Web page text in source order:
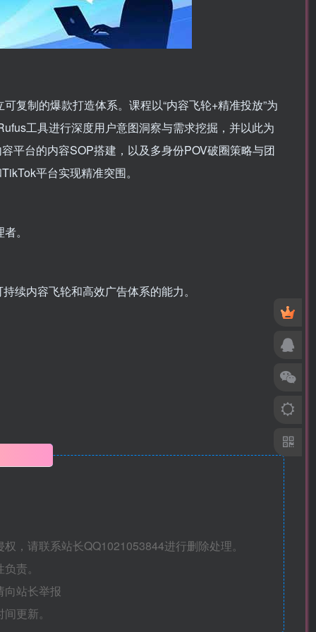
复制的爆款打造体系。课程以“内容飞轮+精准投放”为
工具进行深度用户意图洞察与需求挖掘，并以此为
平台的内容SOP搭建，以及多身份POV破圈策略与团
平台实现精准突围。
。
续内容飞轮和高效广告体系的能力。
，请联系站长QQ1021053844进行删除处理。
责。
站长举报
更新。